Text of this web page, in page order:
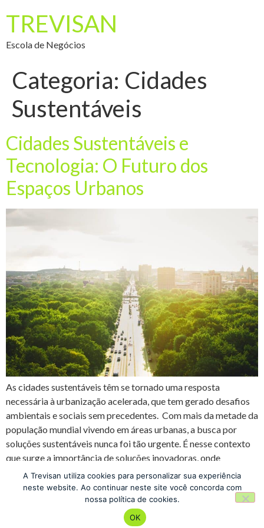
TREVISAN
Escola de Negócios
Categoria: Cidades
Sustentáveis
Cidades Sustentáveis e
Tecnologia: O Futuro dos
Espaços Urbanos
As cidades sustentáveis têm se tornado uma resposta
necessária à urbanização acelerada, que tem gerado desafios
ambientais e sociais sem precedentes. Com mais da metade da
população mundial vivendo em áreas urbanas, a busca por
soluções sustentáveis nunca foi tão urgente. É nesse contexto
que surge a importância de soluções inovadoras, onde
tecnologia e planejamento […]
Escola de Negócios
Todos os direitos reservados
A Trevisan utiliza cookies para personalizar sua experiência
neste website. Ao continuar neste site você concorda com
nossa política de cookies.
OK